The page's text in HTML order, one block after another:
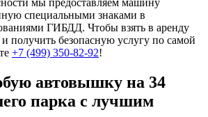
специальными знаками в
ГИБДД. Чтобы взять в аренду
получить безопасную услугу по самой
+7 (499) 350-82-92!
автовышку на 34
парка с лучшим